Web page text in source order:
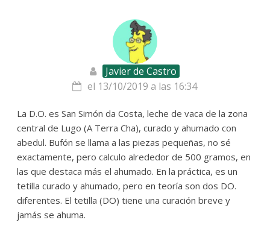
Javier de Castro
el 13/10/2019 a las 16:34
La D.O. es San Simón da Costa, leche de vaca de la zona
central de Lugo (A Terra Cha), curado y ahumado con
abedul. Bufón se llama a las piezas pequeñas, no sé
exactamente, pero calculo alrededor de 500 gramos, en
las que destaca más el ahumado. En la práctica, es un
tetilla curado y ahumado, pero en teoría son dos DO.
diferentes. El tetilla (DO) tiene una curación breve y
jamás se ahuma.